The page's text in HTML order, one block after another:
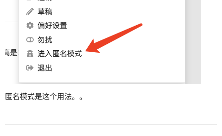
匿名模式是这个用法。。